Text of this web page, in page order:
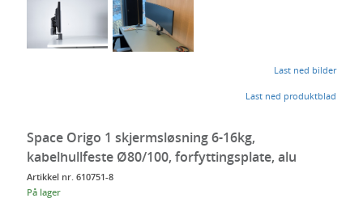
Last ned bilder
Last ned produktblad
Space Origo 1 skjermsløsning 6-16kg,
kabelhullfeste Ø80/100, forfyttingsplate, alu
Artikkel nr. 610751-8
På lager